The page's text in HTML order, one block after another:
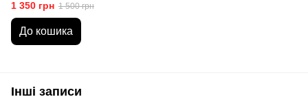
1 350 грн 1 500 грн
До кошика
Інші записи